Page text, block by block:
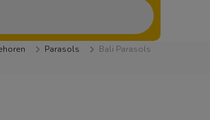
Parasols Bali Parasols